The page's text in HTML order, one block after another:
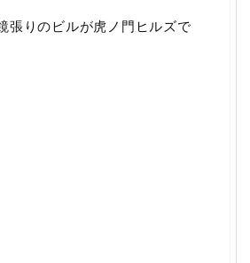
張りのビルが虎ノ門ヒルズで